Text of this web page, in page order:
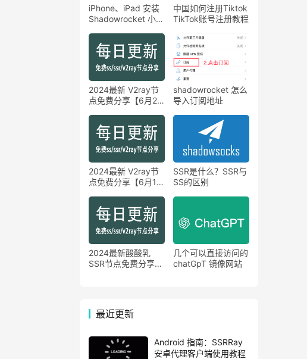
iPhone、iPad 安装
Shadowrocket 小火
中国如何注册Tiktok
TikTok账号注册教程
2024最新 V2ray节
点免费分享【6月26
shadowrocket 怎么
导入订阅地址
2024最新 V2ray节
点免费分享【6月16
SSR是什么？SSR与
SS的区别
2024最新酸酸乳
SSR节点免费分享
几个可以直接访问的
chatGpT 镜像网站
最近更新
Android 指南：SSRRay
安卓代理客户端使用教程